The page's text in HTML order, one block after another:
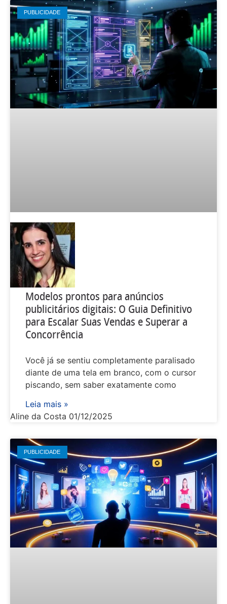
PUBLICIDADE
Modelos prontos para anúncios
publicitários digitais: O Guia Definitivo
para Escalar Suas Vendas e Superar a
Concorrência
Você já se sentiu completamente paralisado
diante de uma tela em branco, com o cursor
piscando, sem saber exatamente como
Leia mais »
Aline da Costa 01/12/2025
PUBLICIDADE